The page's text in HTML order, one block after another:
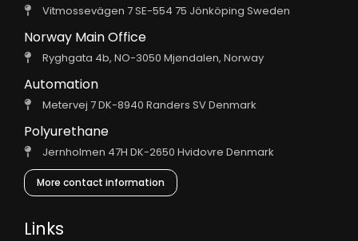
Vitmossevägen 7 SE-554 75 Jönköping Sweden
Norway Main Office
Ryghgata 4b, NO-3050 Mjøndalen, Norway
Automation
Metervej 7 DK-8940 Randers SV Denmark
Polyurethane
Jernholmen 47H DK-2650 Hvidovre Denmark
More contact information
Links